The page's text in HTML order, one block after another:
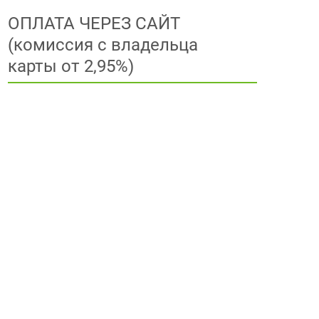
ОПЛАТА ЧЕРЕЗ САЙТ
(комиссия с владельца
карты от 2,95%)